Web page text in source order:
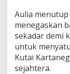
Aulia
menegaskan
sekadar demi
untuk
Kutai
sejahtera.